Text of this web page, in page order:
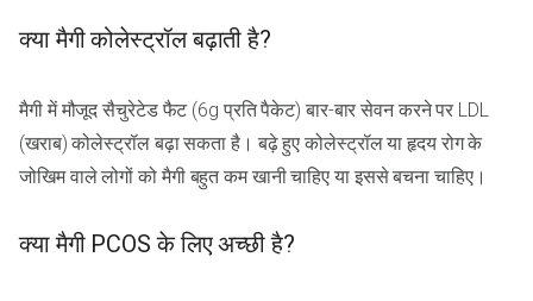
क्या मैगी कोलेस्ट्रॉल बढ़ाती है?
मैगी में मौजूद सैचुरेटेड फैट (6g प्रति पैकेट) बार-बार सेवन करने पर LDL
(खराब) कोलेस्ट्रॉल बढ़ा सकता है। बढ़े हुए कोलेस्ट्रॉल या हृदय रोग के
जोखिम वाले लोगों को मैगी बहुत कम खानी चाहिए या इससे बचना चाहिए।
क्या मैगी PCOS के लिए अच्छी है?